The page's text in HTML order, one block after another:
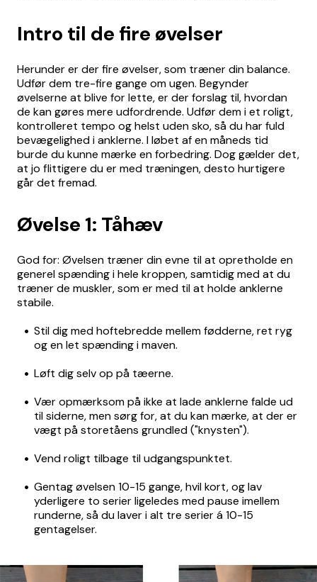
Intro til de fire øvelser
Herunder er der fire øvelser, som træner din balance.
Udfør dem tre-fire gange om ugen. Begynder
øvelserne at blive for lette, er der forslag til, hvordan
de kan gøres mere udfordrende. Udfør dem i et roligt,
kontrolleret tempo og helst uden sko, så du har fuld
bevægelighed i anklerne. I løbet af en måneds tid
burde du kunne mærke en forbedring. Dog gælder det,
at jo flittigere du er med træningen, desto hurtigere
går det fremad.
Øvelse 1: Tåhæv
God for: Øvelsen træner din evne til at opretholde en
generel spænding i hele kroppen, samtidig med at du
træner de muskler, som er med til at holde anklerne
stabile.
Stil dig med hoftebredde mellem fødderne, ret ryg
og en let spænding i maven.
Løft dig selv op på tæerne.
Vær opmærksom på ikke at lade anklerne falde ud
til siderne, men sørg for, at du kan mærke, at der er
vægt på storetåens grundled ("knysten").
Vend roligt tilbage til udgangspunktet.
Gentag øvelsen 10-15 gange, hvil kort, og lav
yderligere to serier ligeledes med pause imellem
runderne, så du laver i alt tre serier á 10-15
gentagelser.